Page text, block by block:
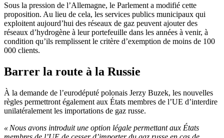
Sous la pression de l’Allemagne, le Parlement a modifié cette
proposition. Au lieu de cela, les services publics municipaux qui
exploitent aujourd’hui des réseaux de gaz peuvent ajouter des
réseaux d’hydrogène à leur portefeuille dans les années à venir, à
condition qu’ils remplissent le critère d’exemption de moins de 100
000 clients.
Barrer la route à la Russie
À la demande de l’eurodéputé polonais Jerzy Buzek, les nouvelles
règles permettront également aux États membres de l’UE d’interdire
unilatéralement les importations de gaz russe.
« Nous avons introduit une option légale permettant aux États